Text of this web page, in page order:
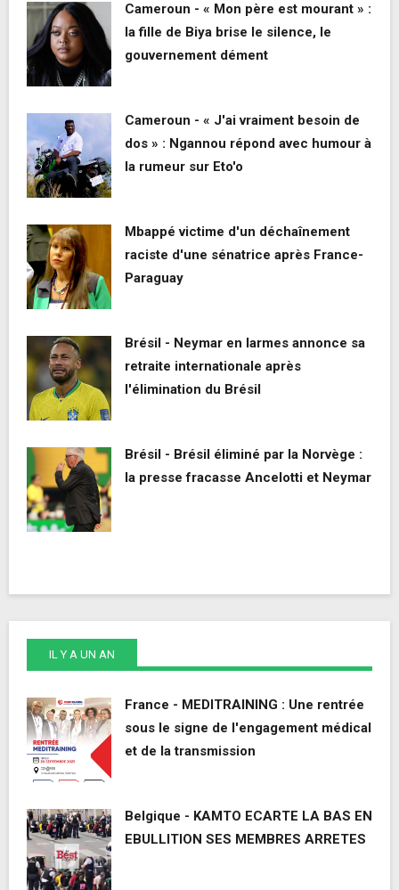
Cameroun - « Mon père est mourant » :
la fille de Biya brise le silence, le
gouvernement dément
Cameroun - « J'ai vraiment besoin de
dos » : Ngannou répond avec humour à
la rumeur sur Eto'o
Mbappé victime d'un déchaînement
raciste d'une sénatrice après France-
Paraguay
Brésil - Neymar en larmes annonce sa
retraite internationale après
l'élimination du Brésil
Brésil - Brésil éliminé par la Norvège :
la presse fracasse Ancelotti et Neymar
IL Y A UN AN
France - MEDITRAINING : Une rentrée
sous le signe de l'engagement médical
et de la transmission
Belgique - KAMTO ECARTE LA BAS EN
EBULLITION SES MEMBRES ARRETES